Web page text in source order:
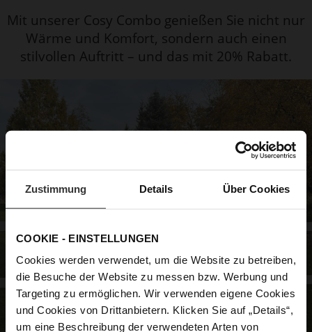
Zustimmung Details Über Cookies
COOKIE - EINSTELLUNGEN
Cookies werden verwendet, um die Website zu betreiben,
die Besuche der Website zu messen bzw. Werbung und
Targeting zu ermöglichen. Wir verwenden eigene Cookies
und Cookies von Drittanbietern. Klicken Sie auf „Details“,
um eine Beschreibung der verwendeten Arten von
Mit unserer Cosy Combo genießen Sie nicht nur
Wärme und Komfort, sondern auch einen
stilvollen Auftritt – und das mit 20% Rabatt.